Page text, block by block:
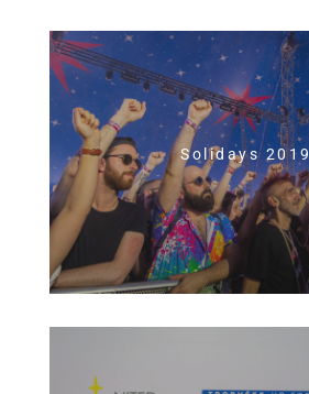
Solidays 2019